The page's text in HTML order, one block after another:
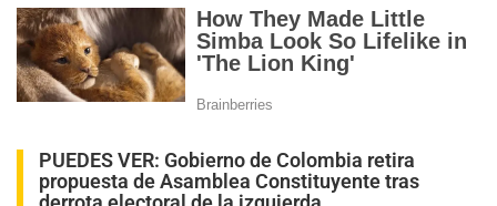
PUEDES VER: Gobierno de Colombia retira
propuesta de Asamblea Constituyente tras